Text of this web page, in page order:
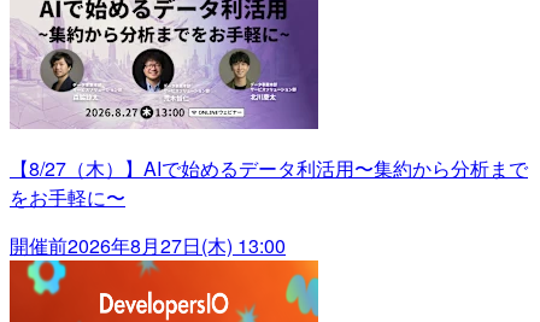
【8/27（木）】AIで始めるデータ利活用〜集約から分析まで
をお手軽に〜
開催前2026年8月27日(木) 13:00